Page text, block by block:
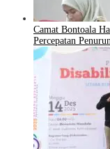
Camat Bontoala
Percepatan